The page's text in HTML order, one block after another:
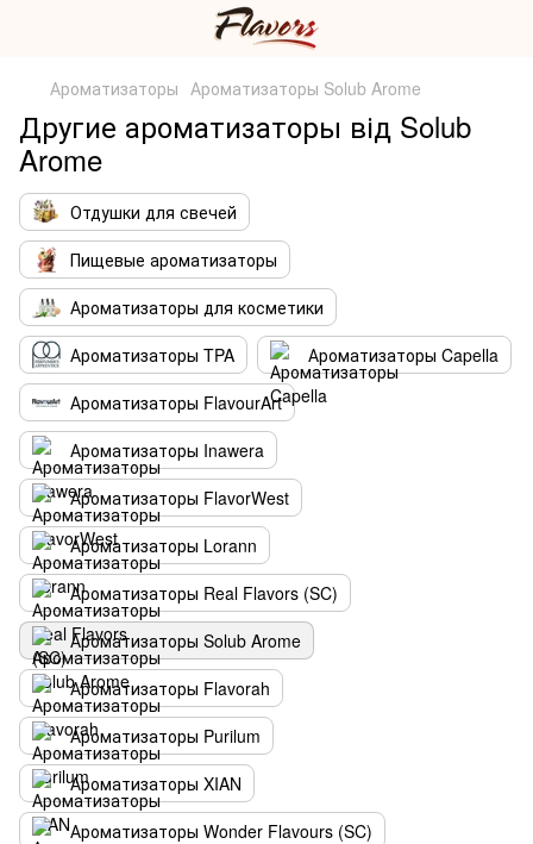
Ароматизаторы Ароматизаторы Solub Arome
Другие ароматизаторы від Solub
Arome
Отдушки для свечей
Пищевые ароматизаторы
Ароматизаторы для косметики
Ароматизаторы TPA
Ароматизаторы Capella
Ароматизаторы FlavourArt
Ароматизаторы Inawera
Ароматизаторы FlavorWest
Ароматизаторы Lorann
Ароматизаторы Real Flavors (SC)
Ароматизаторы Solub Arome
Ароматизаторы Flavorah
Ароматизаторы Purilum
Ароматизаторы XIAN
Ароматизаторы Wonder Flavours (SC)